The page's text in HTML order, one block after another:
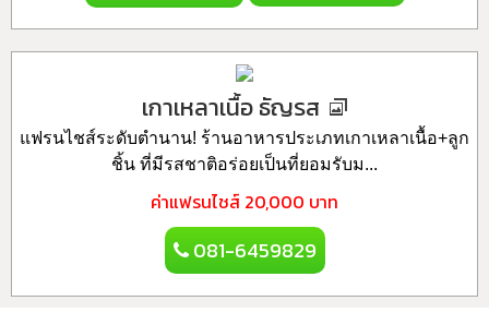
เกาเหลาเนื้อ ธัญรส
แฟรนไชส์ระดับตำนาน! ร้านอาหารประเภทเกาเหลาเนื้อ+ลูก
ชิ้น ที่มีรสชาติอร่อยเป็นที่ยอมรับม...
ค่าแฟรนไชส์ 20,000 บาท
081-6459829